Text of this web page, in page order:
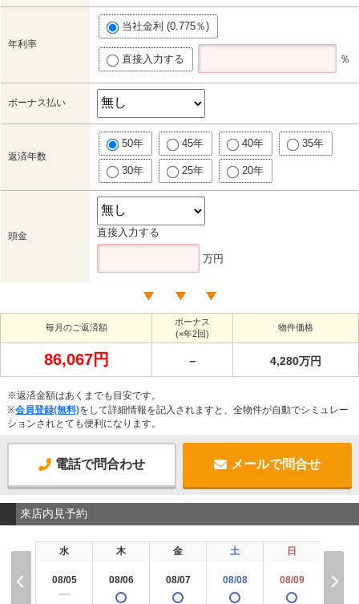
年利率
当社金利 (0.775％)
直接入力する ％
ボーナス払い
返済年数
50年 45年 40年 35年
30年 25年 20年
頭金 直接入力する
万円
毎月のご返済額
ボーナス
(×年2回)
物件価格
86,067円 － 4,280万円
※返済金額はあくまでも目安です。
※会員登録(無料)をして詳細情報を記入されますと、全物件が自動でシミュレー
ションされとても便利になります。
電話で問合わせ メールで問合せ
来店内見予約
水
08/05
ー
木
08/06
金
08/07
土
08/08
日
08/09 08/